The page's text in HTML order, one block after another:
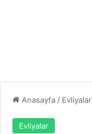
Anasayfa/ Evliyalar
Evliyalar